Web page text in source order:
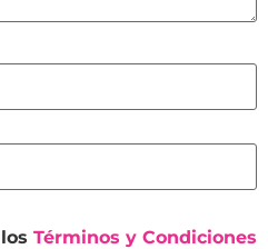
Términos y Condiciones